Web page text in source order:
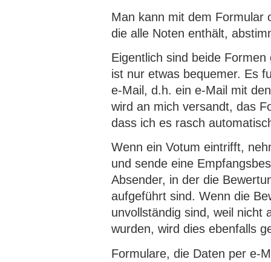
Man kann mit dem Formular
die alle Noten enthält,
Eigentlich sind beide
ist nur etwas bequemer. Es
e-Mail, d.h. ein e-Mail mit
wird an mich versandt, das
dass ich es rasch
Wenn ein Votum eintrifft,
und sende eine
Absender, in der die
aufgeführt sind. Wenn die
unvollständig sind, weil nicht
wurden, wird dies ebenfalls
Formulare, die Daten per e-